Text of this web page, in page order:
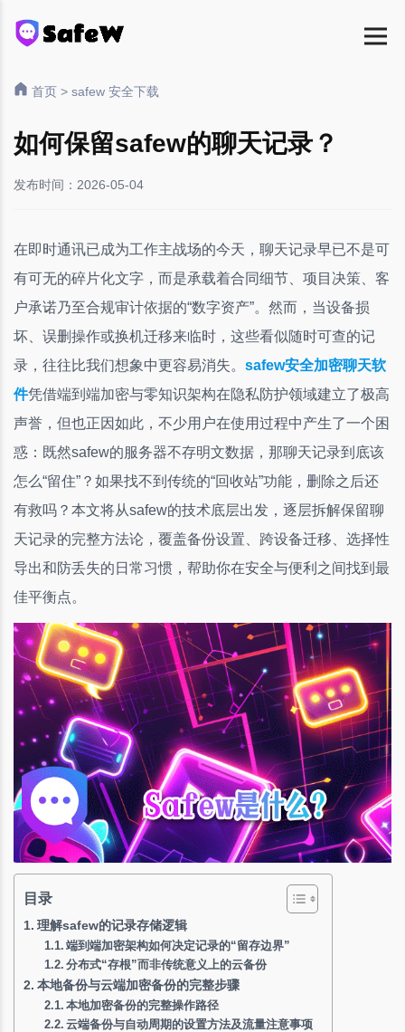
首页 > safew 安全下载
如何保留safew的聊天记录？
发布时间：2026-05-04
在即时通讯已成为工作主战场的今天，聊天记录早已不是可
有可无的碎片化文字，而是承载着合同细节、项目决策、客
户承诺乃至合规审计依据的“数字资产”。然而，当设备损
坏、误删操作或换机迁移来临时，这些看似随时可查的记
录，往往比我们想象中更容易消失。 safew安全加密聊天软
件凭借端到端加密与零知识架构在隐私防护领域建立了极高
声誉，但也正因如此，不少用户在使用过程中产生了一个困
惑：既然safew的服务器不存明文数据，那聊天记录到底该
怎么“留住”？如果找不到传统的“回收站”功能，删除之后还
有救吗？本文将从safew的技术底层出发，逐层拆解保留聊
天记录的完整方法论，覆盖备份设置、跨设备迁移、选择性
导出和防丢失的日常习惯，帮助你在安全与便利之间找到最
佳平衡点。
目录
理解safew的记录存储逻辑
端到端加密架构如何决定记录的“留存边界”
分布式“存根”而非传统意义上的云备份
本地备份与云端加密备份的完整步骤
本地加密备份的完整操作路径
云端备份与自动周期的设置方法及流量注意事项